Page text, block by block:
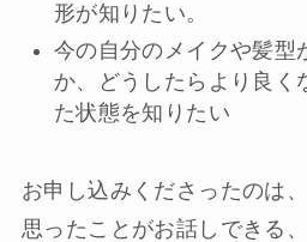
形が知りたい。
今の自分のメイクや髪型
か、どうしたらより良く
た状態を知りたい
お申し込みくださったのは
思ったことがお話しできる